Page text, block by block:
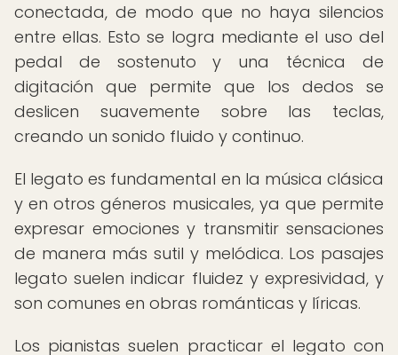
conectada, de modo que no haya silencios
entre ellas. Esto se logra mediante el uso del
pedal de sostenuto y una técnica de
digitación que permite que los dedos se
deslicen suavemente sobre las teclas,
creando un sonido fluido y continuo.
El legato es fundamental en la música clásica
y en otros géneros musicales, ya que permite
expresar emociones y transmitir sensaciones
de manera más sutil y melódica. Los pasajes
legato suelen indicar fluidez y expresividad, y
son comunes en obras románticas y líricas.
Los pianistas suelen practicar el legato con